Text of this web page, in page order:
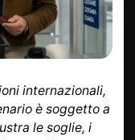
SU L
DI LUSSO
SULLA
internazionali,
è soggetto a
le soglie, i